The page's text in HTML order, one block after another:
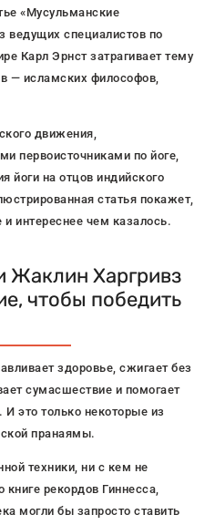
«Мусульманские
ведущих специалистов по
Карл Эрнст затрагивает тему
— исламских философов,
движения,
первоисточниками по йоге,
йоги на отцов индийского
статья покажет,
интереснее чем казалось.
Жаклин Харгривз
чтобы победить
здоровье, сжигает без
сумасшествие и помогает
это только некоторые из
пранаямы.
техники, ни с кем не
книге рекордов Гиннесса,
могли бы запросто ставить